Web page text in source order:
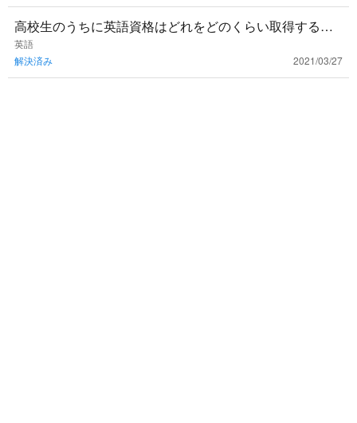
高校生のうちに英語資格はどれをどのくらい取得するべ
きでしょうか？
英語
解決済み
2021/03/27